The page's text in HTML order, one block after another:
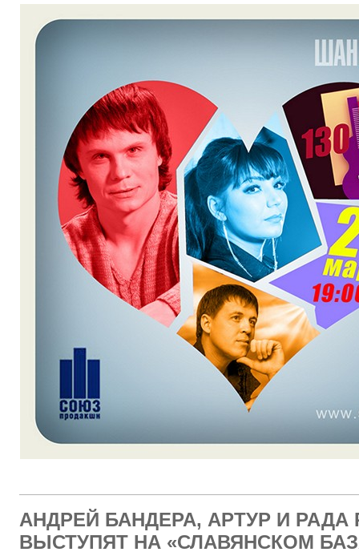
АНДРЕЙ БАНДЕРА, АРТУР И РАДА
ВЫСТУПЯТ НА «СЛАВЯНСКОМ